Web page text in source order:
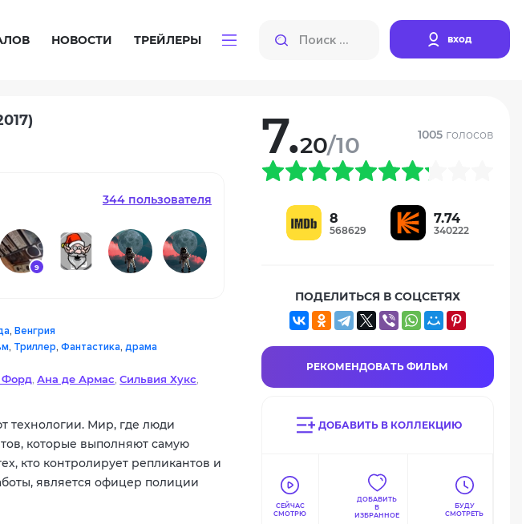
НОВОСТИ ТРЕЙЛЕРЫ вход
344 пользователя
9
,Венгрия
, Триллер,Фантастика,драма
Форд,Ана де Армас,Сильвия Хукс,
технологии. Мир, где люди
которые выполняют самую
кто контролирует репликантов и
является офицер полиции
7.20/10 1005голосов
8
568629
7.74
340222
ПОДЕЛИТЬСЯ В СОЦСЕТЯХ
РЕКОМЕНДОВАТЬ ФИЛЬМ
ДОБАВИТЬ В КОЛЛЕКЦИЮ
СЕЙЧАС
СМОТРЮ
ДОБАВИТЬ
В
ИЗБРАННОЕ
БУДУ
СМОТРЕТЬ